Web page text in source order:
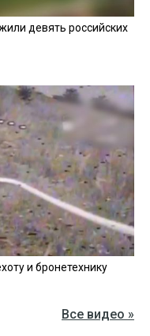
девять российских
и бронетехнику
Все видео »